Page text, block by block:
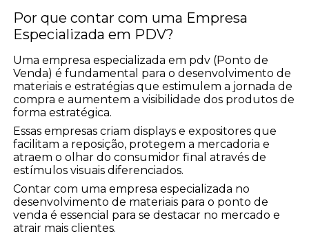
Por que contar com uma Empresa
Especializada em PDV?
Uma empresa especializada em pdv (Ponto de
Venda) é fundamental para o desenvolvimento de
materiais e estratégias que estimulem a jornada de
compra e aumentem a visibilidade dos produtos de
forma estratégica.
Essas empresas criam displays e expositores que
facilitam a reposição, protegem a mercadoria e
atraem o olhar do consumidor final através de
estímulos visuais diferenciados.
Contar com uma empresa especializada no
desenvolvimento de materiais para o ponto de
venda é essencial para se destacar no mercado e
atrair mais clientes.